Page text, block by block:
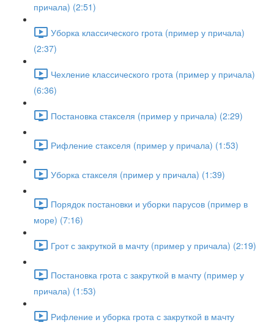
причала) (2:51)
Уборка классического грота (пример у причала)
(2:37)
Чехление классического грота (пример у причала)
(6:36)
Постановка стакселя (пример у причала) (2:29)
Рифление стакселя (пример у причала) (1:53)
Уборка стакселя (пример у причала) (1:39)
Порядок постановки и уборки парусов (пример в
море) (7:16)
Грот с закруткой в мачту (пример у причала) (2:19)
Постановка грота с закруткой в мачту (пример у
причала) (1:53)
Рифление и уборка грота с закруткой в мачту